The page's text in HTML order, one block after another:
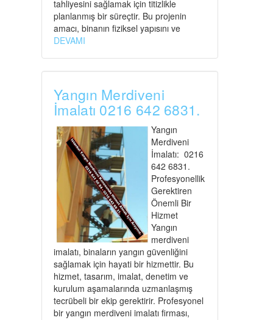
tahliyesini sağlamak için titizlikle
planlanmış bir süreçtir. Bu projenin
amacı, binanın fiziksel yapısını ve
DEVAMI
Yangın Merdiveni
İmalatı 0216 642 6831.
Yangın
Merdiveni
İmalatı: 0216
642 6831.
Profesyonellik
Gerektiren
Önemli Bir
Hizmet
Yangın
merdiveni
imalatı, binaların yangın güvenliğini
sağlamak için hayati bir hizmettir. Bu
hizmet, tasarım, imalat, denetim ve
kurulum aşamalarında uzmanlaşmış
tecrübeli bir ekip gerektirir. Profesyonel
bir yangın merdiveni imalatı firması,